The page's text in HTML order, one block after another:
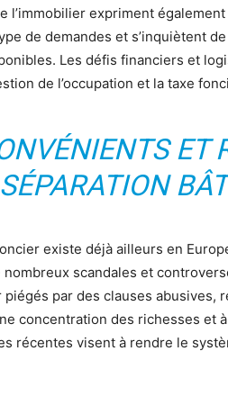
l’immobilier expriment
de demandes et s’inquiètent
Les défis financiers et
de l’occupation et la taxe
ET
SÉPARATION
existe déjà ailleurs en
scandales et
par des clauses abusives,
concentration des richesses et
récentes visent à rendre le